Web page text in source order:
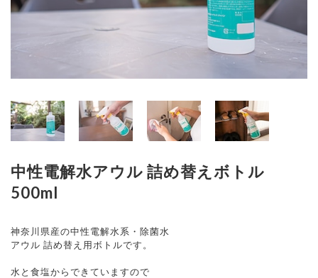
中性電解水アウル 詰め替えボトル
500ml
神奈川県産の中性電解水系・除菌水
アウル 詰め替え用ボトルです。
水と食塩からできていますので